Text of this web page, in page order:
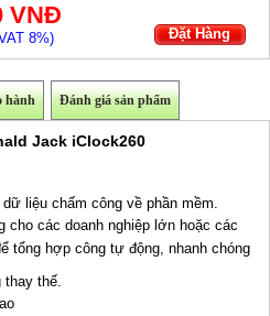
VNĐ
8%) Đặt Hàng
hành Đánh giá sản phẩm
Jack iClock260
liệu chấm công về phần mềm.
cho các doanh nghiệp lớn hoặc các
tổng hợp công tự động, nhanh chóng
thế.